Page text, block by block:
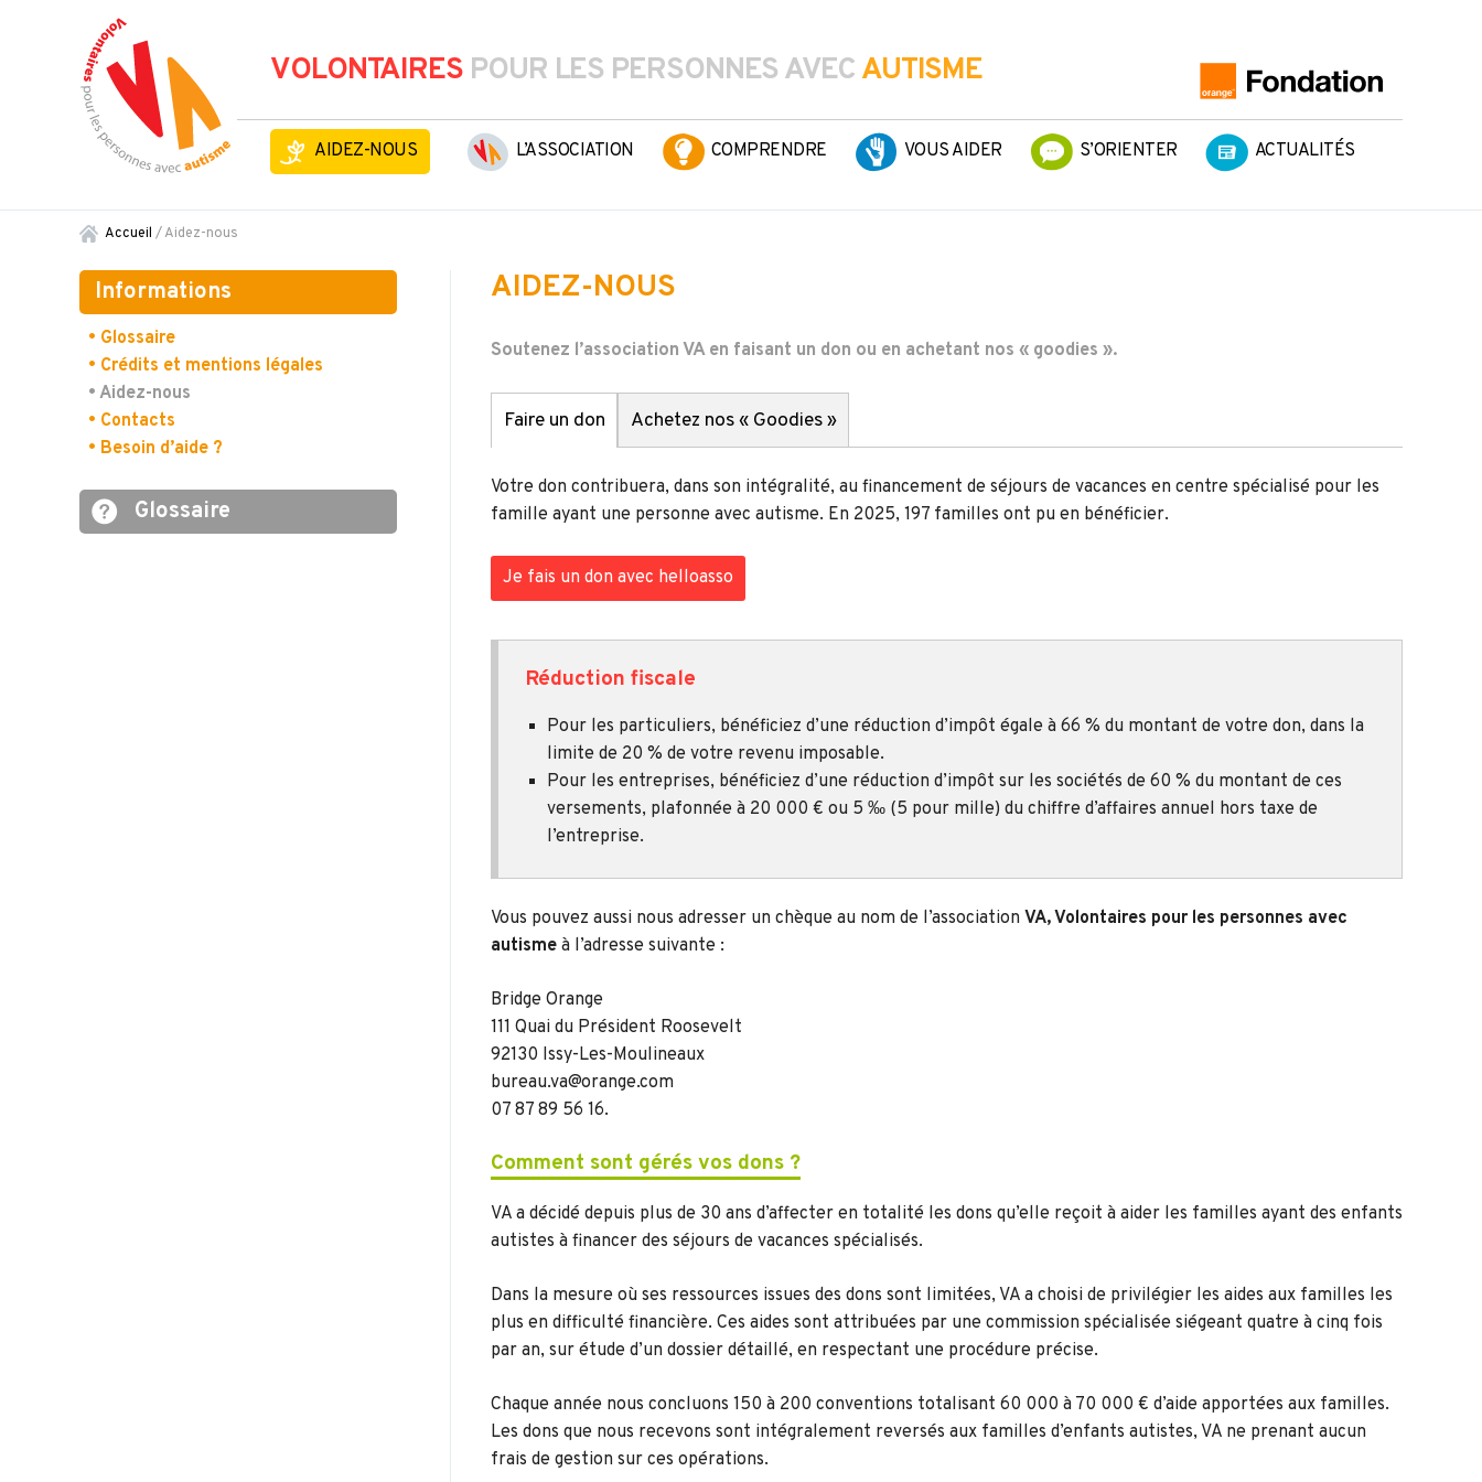
VOLONTAIRES POUR LES PERSONNES AVEC AUTISME
AIDEZ-NOUS L’ASSOCIATION COMPRENDRE VOUS AIDER S’ORIENTER ACTUALITÉS
Accueil /Aidez-nous
AIDEZ-NOUS
Soutenez l’association VA en faisant un don ou en achetant nos « goodies ».
Faire un don Achetez nos « Goodies »
Votre don contribuera, dans son intégralité, au financement de séjours de vacances en centre spécialisé pour les
famille ayant une personne avec autisme. En 2025, 197 familles ont pu en bénéficier.
Je fais un don avec helloasso
Réduction fiscale
Pour les particuliers, bénéficiez d’une réduction d’impôt égale à 66 % du montant de votre don, dans la
limite de 20 % de votre revenu imposable.
Pour les entreprises, bénéficiez d’une réduction d’impôt sur les sociétés de 60 % du montant de ces
versements, plafonnée à 20 000 € ou 5 ‰ (5 pour mille) du chiffre d’affaires annuel hors taxe de
l’entreprise.
Vous pouvez aussi nous adresser un chèque au nom de l’association VA, Volontaires pour les personnes avec
autisme à l’adresse suivante :
Bridge Orange
111 Quai du Président Roosevelt
92130 Issy-Les-Moulineaux
bureau.va@orange.com
07 87 89 56 16.
Comment sont gérés vos dons ?
VA a décidé depuis plus de 30 ans d’affecter en totalité les dons qu’elle reçoit à aider les familles ayant des enfants
autistes à financer des séjours de vacances spécialisés.
Dans la mesure où ses ressources issues des dons sont limitées, VA a choisi de privilégier les aides aux familles les
plus en difficulté financière. Ces aides sont attribuées par une commission spécialisée siégeant quatre à cinq fois
par an, sur étude d’un dossier détaillé, en respectant une procédure précise.
Chaque année nous concluons 150 à 200 conventions totalisant 60 000 à 70 000 € d’aide apportées aux familles.
Les dons que nous recevons sont intégralement reversés aux familles d’enfants autistes, VA ne prenant aucun
frais de gestion sur ces opérations.
Informations
• Glossaire
• Crédits et mentions légales
• Aidez-nous
• Contacts
• Besoin d’aide ?
Glossaire